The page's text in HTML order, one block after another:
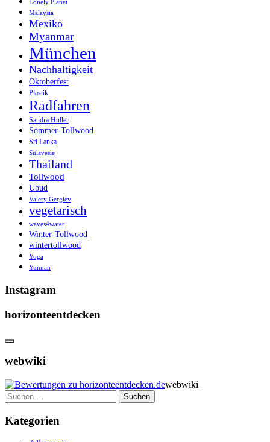
Lonely Planet
Malaysia
Mexiko
Myanmar
München
Nachhaltigkeit
Oktoberfest
Plastik
Radfahren
Sandra Hüller
Sommer-Tollwood
Sri Lanka
Sulavesie
Thailand
Tollwood
Ubud
Valery Gergiev
vegetarisch
waves4water
Winter-Tollwood
wintertollwood
Yoga
Yunnan
Instagram
horizonteentdecken
webwiki
webwiki
Suchen
nach:
Kategorien